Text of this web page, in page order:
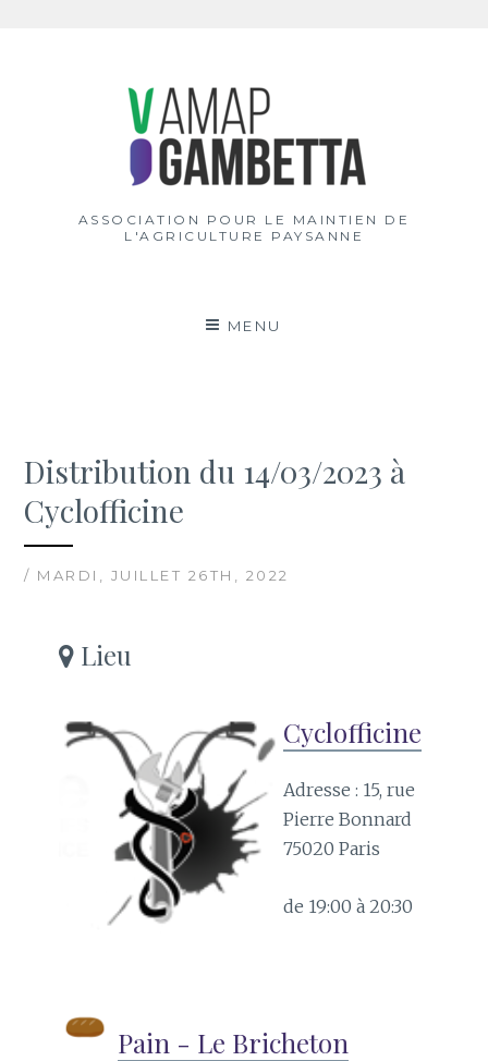
ASSOCIATION POUR LE MAINTIEN DE
L'AGRICULTURE PAYSANNE
MENU
Distribution du 14/03/2023 à
Cyclofficine
/ MARDI, JUILLET 26TH, 2022
Lieu
Cyclofficine
Adresse : 15, rue
Pierre Bonnard
75020 Paris
de 19:00 à 20:30
Pain - Le Bricheton